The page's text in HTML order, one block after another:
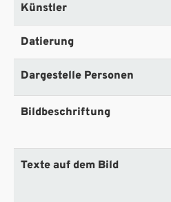
Künstler
Datierung
Dargestelle Personen
Bildbeschriftung
Texte auf dem Bild